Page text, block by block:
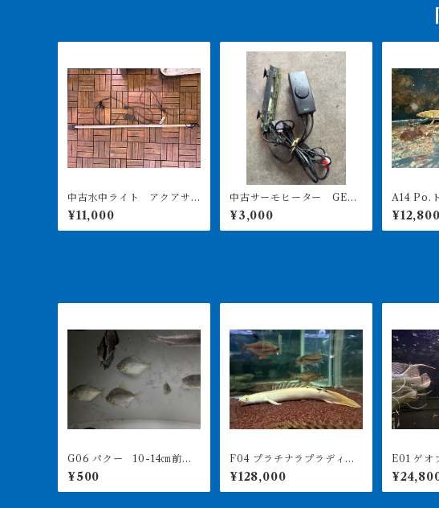
中古水中ライト アクアサ
ンライト1200 使用3ヶ月美
品
¥11,000
中古サーモヒーター GEX
サーモ&300Wヒーターセッ
ト 引き取り限定
¥3,000
A14 Po.トゥジェルシー 2
0㎝前後
¥12,800
G06 パクー 10-14㎝前
後 買取個体
¥500
F04 プラチナラプラディ 3
0㎝前後 出戻り個体
¥128,000
E01 ゲオファーガススベ
ニ 24-